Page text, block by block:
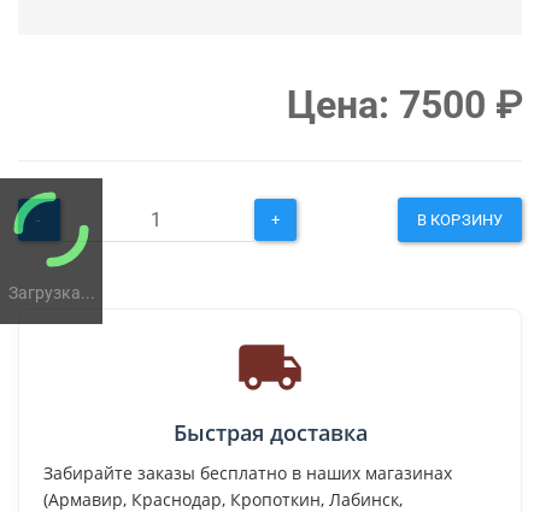
Загрузка...
Цена: 7500 ₽
- + В КОРЗИНУ
Быстрая доставка
Забирайте заказы бесплатно в наших магазинах
(Армавир, Краснодар, Кропоткин, Лабинск,